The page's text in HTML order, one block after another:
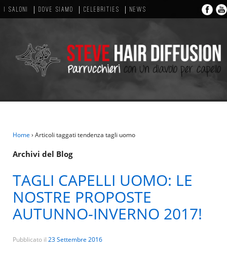
I SALONI DOVE SIAMO CELEBRITIES NEWS
Home › Articoli taggati tendenza tagli uomo
Archivi del Blog
TAGLI CAPELLI UOMO: LE
NOSTRE PROPOSTE
AUTUNNO-INVERNO 2017!
Pubblicato il 23 Settembre 2016